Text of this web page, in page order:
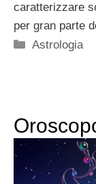
caratterizzare
per gran parte
Categorie
Astrologia